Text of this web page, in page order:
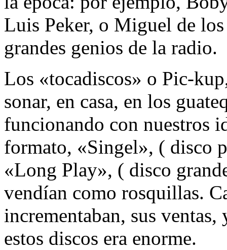
Luis Peker, o Miguel de
grandes genios de la radio.
Los «tocadiscos» o Pic-
sonar, en casa, en los
funcionando con nuestros
formato, «Singel», ( disco
«Long Play», ( disco
vendían como rosquillas.
incrementaban, sus
estos discos era enorme.